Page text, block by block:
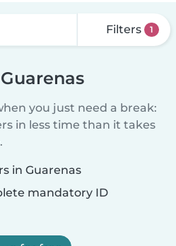
Filters 1
you just need a break:
in less time than it takes
in Guarenas
mandatory ID